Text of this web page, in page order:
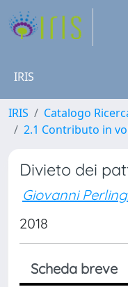
IRIS
IRIS Catalogo
2.1 Contributo in
Divieto dei
Giovanni
2018
Scheda breve